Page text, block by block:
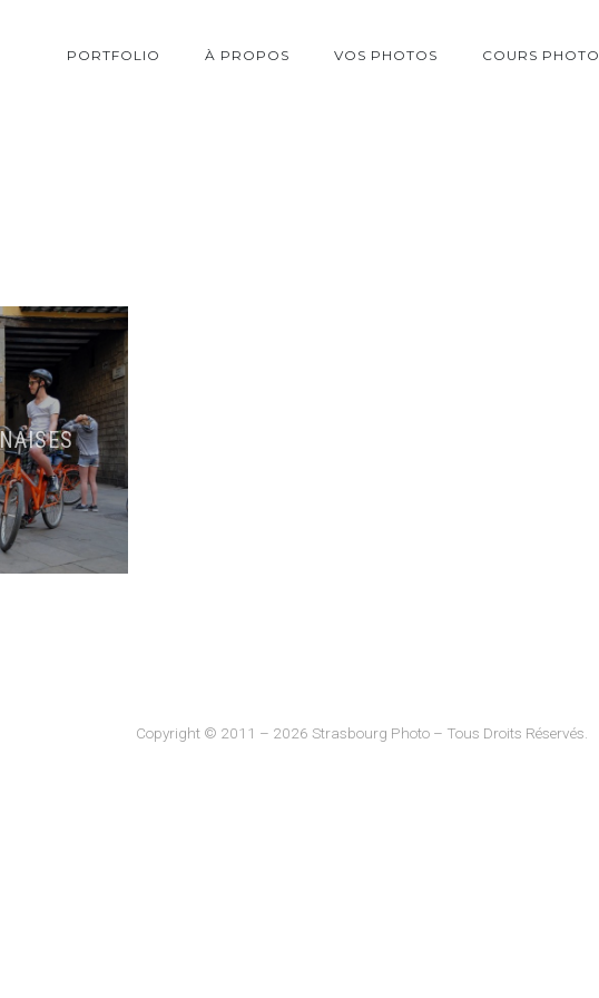
PORTFOLIO À PROPOS VOS PHOTOS COURS PHOTO
Copyright © 2011 – 2026 Strasbourg Photo – Tous Droits Réservés.